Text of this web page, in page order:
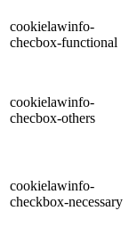
cookielawinfo-
checbox-functional
cookielawinfo-
checbox-others
cookielawinfo-
checkbox-necessary